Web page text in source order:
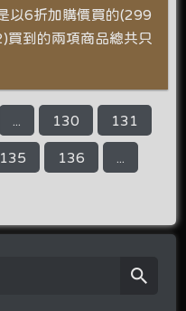
以6折加購價買的(299
到的兩項商品總共只
... 130 131
135 136 ...